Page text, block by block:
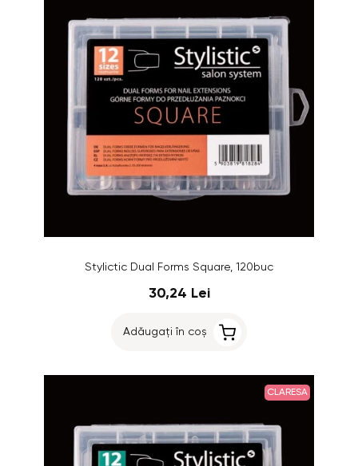
Stylictic Dual Forms Square, 120buc
30,24 Lei
Adăugați în coș
CLARESA